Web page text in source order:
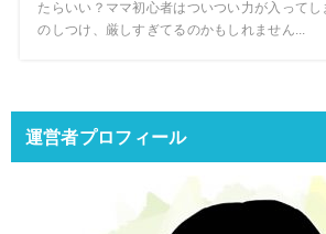
たらいい？ママ初心者はついつい力が入って
のしつけ、厳しすぎてるのかもしれません...
運営者プロフィール